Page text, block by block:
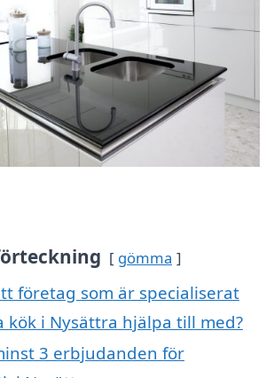
gömma
företag som är specialiserat
kök i Nysättra hjälpa till med?
3 erbjudanden för